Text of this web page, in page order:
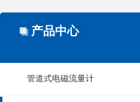
产品中心
管道式电磁流量计